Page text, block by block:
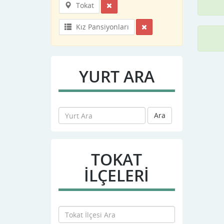
Tokat
Kız Pansiyonları
YURT ARA
Ara
TOKAT
İLÇELERİ